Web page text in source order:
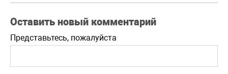
Оставить новый комментарий
Представьтесь, пожалуйста